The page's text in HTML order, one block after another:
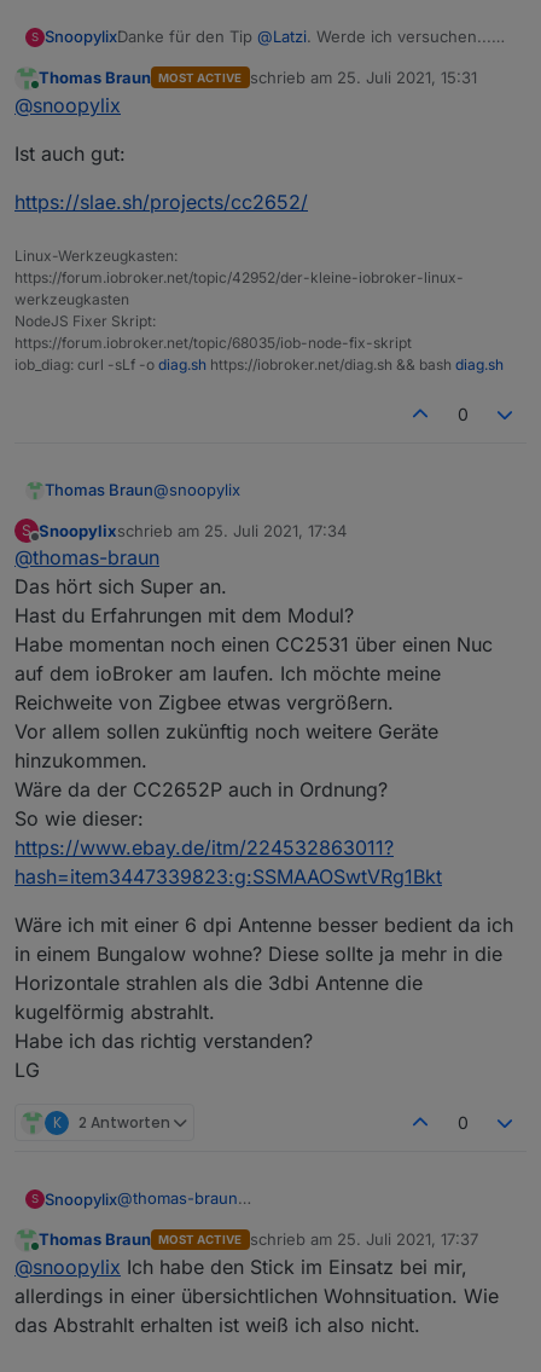
S SnoopylixDanke für den Tip @Latzi. Werde ich versuchen...
Thomas Braun MOST ACTIVE schrieb am 25. Juli 2021, 15:31
zuletzt editiert von
@snoopylix
Ist auch gut:
https://slae.sh/projects/cc2652/
Linux-Werkzeugkasten:
https://forum.iobroker.net/topic/42952/der-kleine-iobroker-linux-
werkzeugkasten
NodeJS Fixer Skript:
https://forum.iobroker.net/topic/68035/iob-node-fix-skript
iob_diag: curl -sLf -o diag.sh https://iobroker.net/diag.sh && bash diag.sh
0
Thomas Braun@snoopylix
Ist auch gut:
https://slae.sh/projects/cc2652/
S
Offline
Snoopylixschrieb am 25. Juli 2021, 17:34
zuletzt editiert von
@thomas-braun
Das hört sich Super an.
Hast du Erfahrungen mit dem Modul?
Habe momentan noch einen CC2531 über einen Nuc
auf dem ioBroker am laufen. Ich möchte meine
Reichweite von Zigbee etwas vergrößern.
Vor allem sollen zukünftig noch weitere Geräte
hinzukommen.
Wäre da der CC2652P auch in Ordnung?
So wie dieser:
https://www.ebay.de/itm/224532863011?
hash=item3447339823:g:SSMAAOSwtVRg1Bkt
Wäre ich mit einer 6 dpi Antenne besser bedient da ich
in einem Bungalow wohne? Diese sollte ja mehr in die
Horizontale strahlen als die 3dbi Antenne die
kugelförmig abstrahlt.
Habe ich das richtig verstanden?
LG
K 2 Antworten 0
S Snoopylix@thomas-braun
Hast du Erfahrungen mit dem Modul?
Habe momentan noch einen CC2531 über einen Nuc
auf dem ioBroker am laufen. Ich möchte meine
Reichweite von Zigbee etwas vergrößern.
Vor allem sollen zukünftig noch weitere Geräte
Wäre ich mit einer 6 dpi Antenne besser bedient da
ich in einem Bungalow wohne? Diese sollte ja mehr
in die Horizontale strahlen als die 3dbi Antenne die
kugelförmig abstrahlt.
Habe ich das richtig verstanden?
Thomas Braun MOST ACTIVE schrieb am 25. Juli 2021, 17:37
zuletzt editiert von
@snoopylix Ich habe den Stick im Einsatz bei mir,
allerdings in einer übersichtlichen Wohnsituation. Wie
das Abstrahlt erhalten ist weiß ich also nicht.